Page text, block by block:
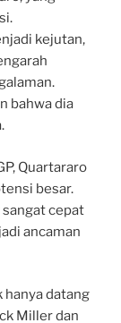
kejutan,
bahwa dia
Quartararo
besar.
sangat cepat
ancaman
hanya datang
Miller dan